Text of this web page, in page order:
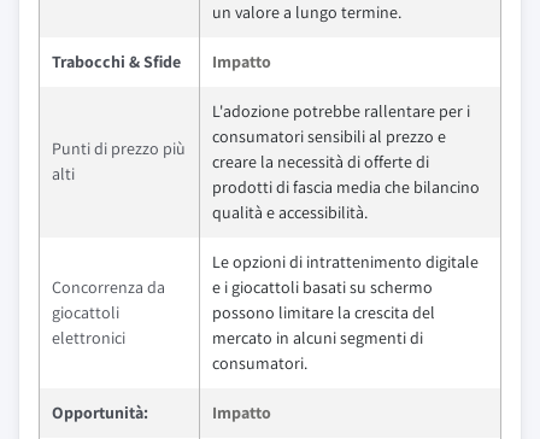
un valore a lungo termine.
Trabocchi & Sfide Impatto
Punti di prezzo più
alti
L'adozione potrebbe rallentare per i
consumatori sensibili al prezzo e
creare la necessità di offerte di
prodotti di fascia media che bilancino
qualità e accessibilità.
Concorrenza da
giocattoli
elettronici
Le opzioni di intrattenimento digitale
e i giocattoli basati su schermo
possono limitare la crescita del
mercato in alcuni segmenti di
consumatori.
Opportunità: Impatto